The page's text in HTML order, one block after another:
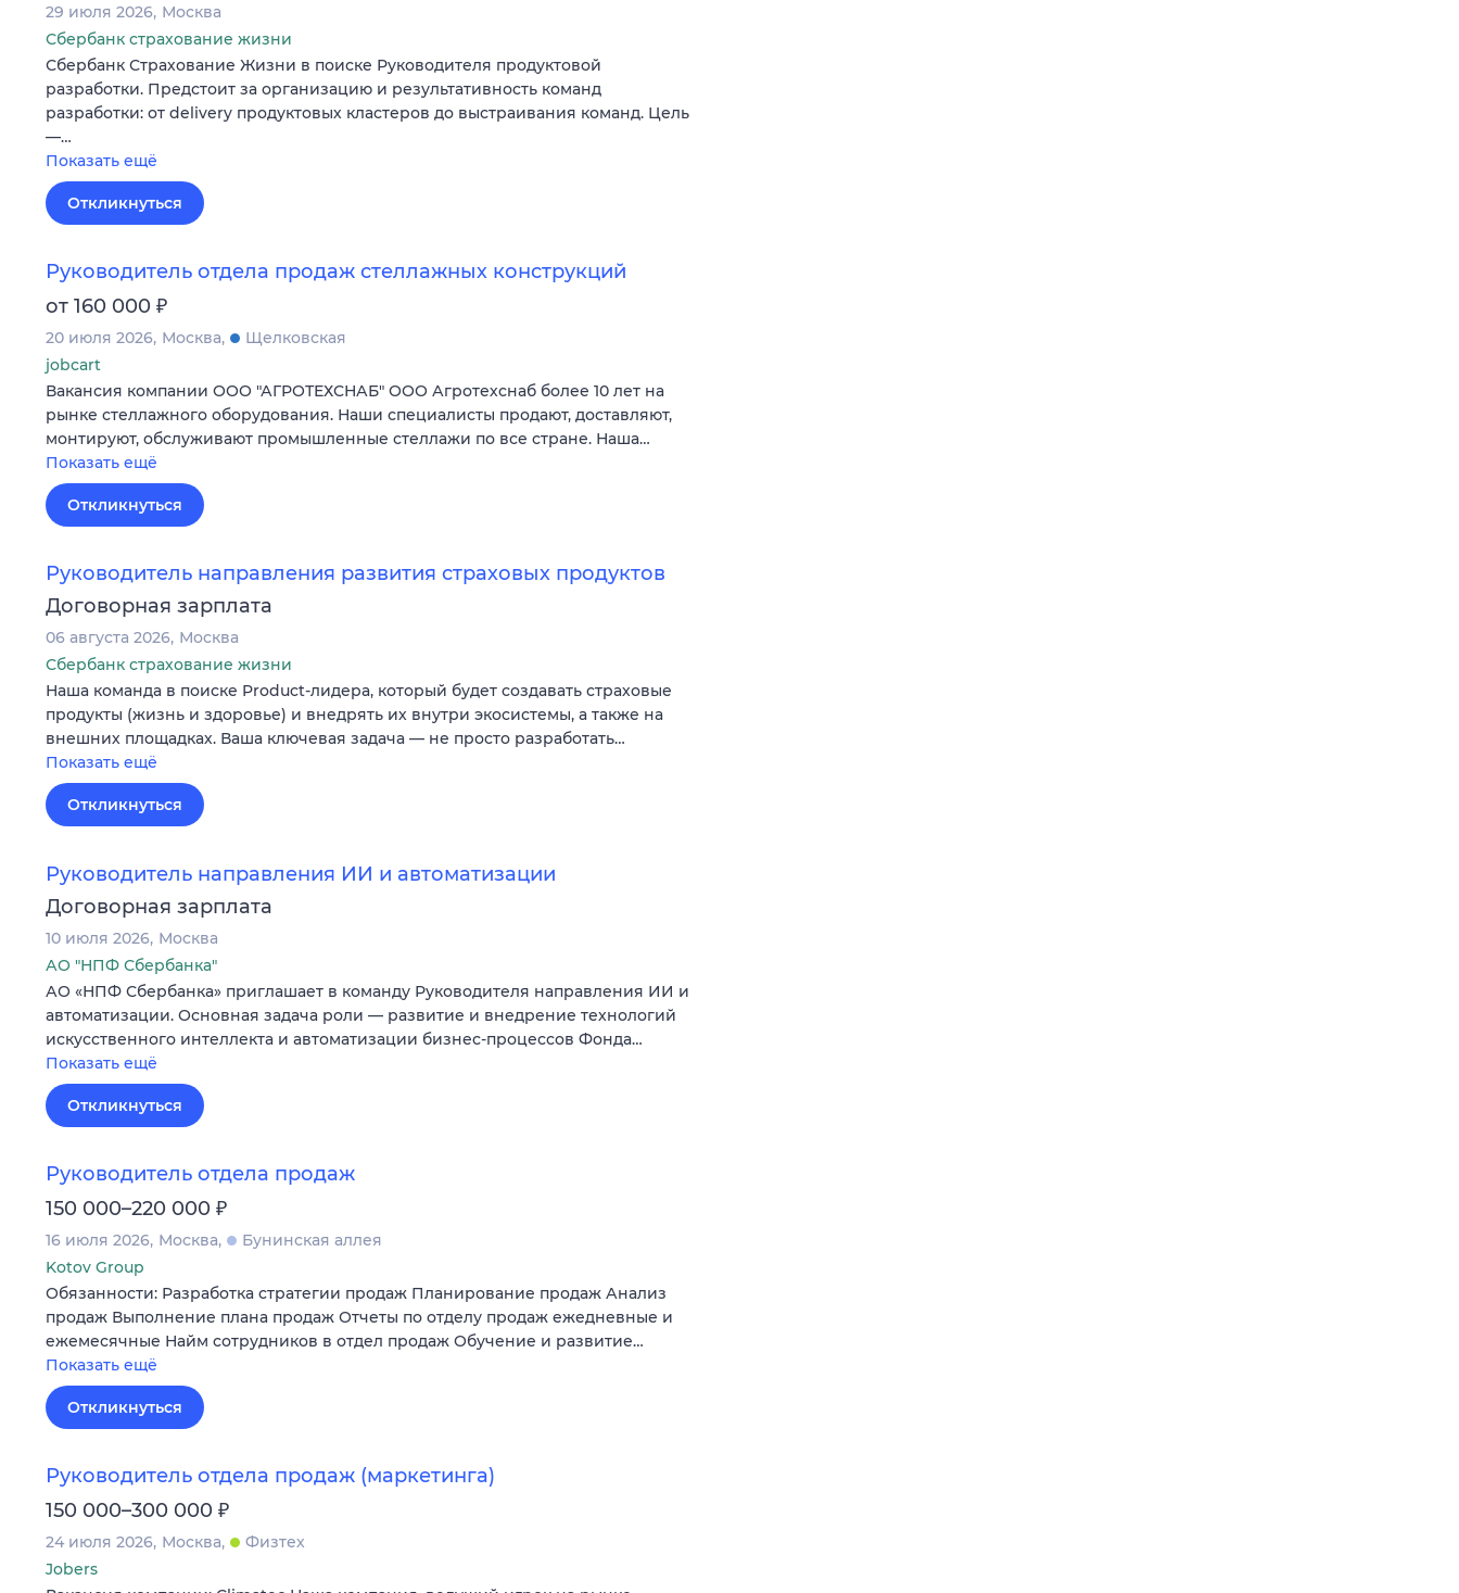
29 июля 2026 Москва
Сбербанк страхование жизни
Сбербанк Страхование Жизни в поиске Руководителя продуктовой
разработки. Предстоит за организацию и результативность команд
разработки: от delivery продуктовых кластеров до выстраивания команд. Цель
—…
Показать ещё
Откликнуться
Руководитель отдела продаж стеллажных конструкций
от 160 000 ₽
20 июля 2026 Москва
Щелковская
jobcart
Вакансия компании ООО "АГРОТЕХСНАБ" ООО Агротехснаб более 10 лет на
рынке стеллажного оборудования. Наши специалисты продают, доставляют,
монтируют, обслуживают промышленные стеллажи по все стране. Наша…
Показать ещё
Откликнуться
Руководитель направления развития страховых продуктов
Договорная зарплата
06 августа 2026 Москва
Сбербанк страхование жизни
Наша команда в поиске Product-лидера, который будет создавать страховые
продукты (жизнь и здоровье) и внедрять их внутри экосистемы, а также на
внешних площадках. Ваша ключевая задача — не просто разработать…
Показать ещё
Откликнуться
Руководитель направления ИИ и автоматизации
Договорная зарплата
10 июля 2026 Москва
АО "НПФ Сбербанка"
АО «НПФ Сбербанка» приглашает в команду Руководителя направления ИИ и
автоматизации. Основная задача роли — развитие и внедрение технологий
искусственного интеллекта и автоматизации бизнес-процессов Фонда…
Показать ещё
Откликнуться
Руководитель отдела продаж
150 000–220 000 ₽
16 июля 2026 Москва
Бунинская аллея
Kotov Group
Обязанности: Разработка стратегии продаж Планирование продаж Анализ
продаж Выполнение плана продаж Отчеты по отделу продаж ежедневные и
ежемесячные Найм сотрудников в отдел продаж Обучение и развитие…
Показать ещё
Откликнуться
Руководитель отдела продаж (маркетинга)
150 000–300 000 ₽
24 июля 2026 Москва
Физтех
Jobers